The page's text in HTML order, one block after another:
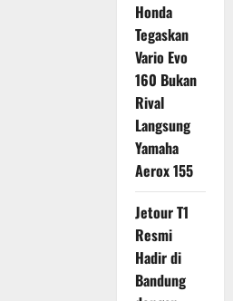
Honda
Tegaskan
Vario Evo
160 Bukan
Rival
Langsung
Yamaha
Aerox 155
Jetour T1
Resmi
Hadir di
Bandung